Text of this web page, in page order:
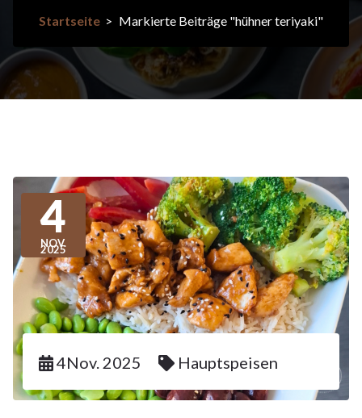
Startseite> Markierte Beiträge "hühner teriyaki"
4
NOV.
2025
4Nov. 2025 Hauptspeisen